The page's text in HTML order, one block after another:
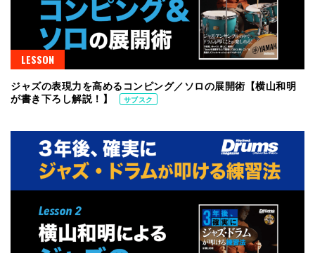
LESSON
ジャズの表現力を高めるコンピング／ソロの展開術【横山和明
が書き下ろし解説！】
サブスク